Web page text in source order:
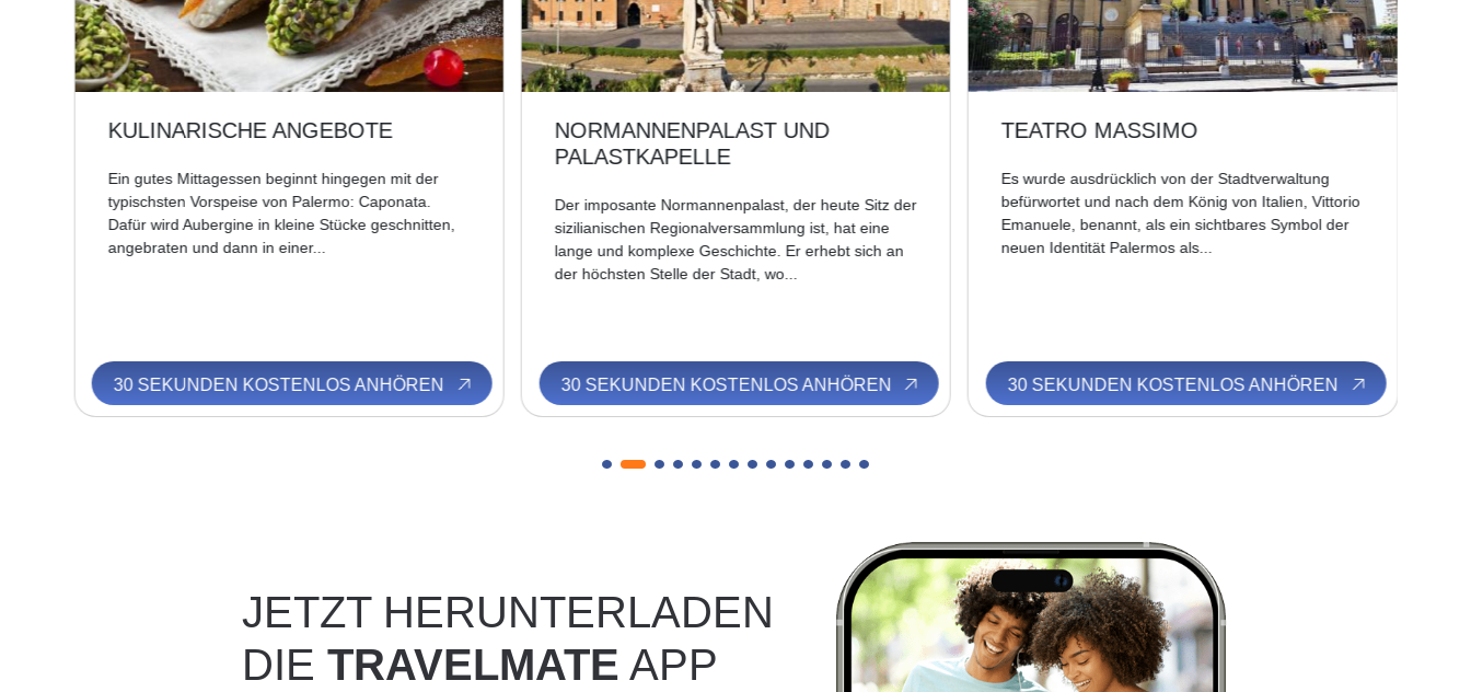
KULINARISCHE ANGEBOTE
Ein gutes Mittagessen beginnt hingegen mit der
typischsten Vorspeise von Palermo: Caponata.
Dafür wird Aubergine in kleine Stücke geschnitten,
angebraten und dann in einer...
30 SEKUNDEN KOSTENLOS ANHÖREN
NORMANNENPALAST UND
PALASTKAPELLE
Der imposante Normannenpalast, der heute Sitz der
sizilianischen Regionalversammlung ist, hat eine
lange und komplexe Geschichte. Er erhebt sich an
der höchsten Stelle der Stadt, wo...
30 SEKUNDEN KOSTENLOS ANHÖREN
TEATRO MASSIMO
Es wurde ausdrücklich von der Stadtverwaltung
befürwortet und nach dem König von Italien, Vittorio
Emanuele, benannt, als ein sichtbares Symbol der
neuen Identität Palermos als...
30 SEKUNDEN KOSTENLOS ANHÖREN
JETZT HERUNTERLADEN
DIETRAVELMATE APP